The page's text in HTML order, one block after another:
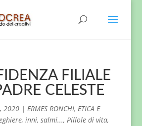
FILIALE
CELESTE
2020| ERMES RONCHI, ETICA E
inni, salmi..., Pillole di vita,